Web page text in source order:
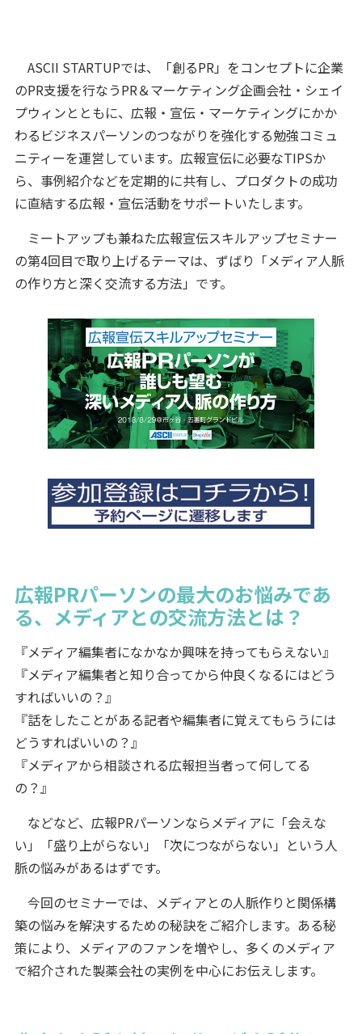
ASCII STARTUPでは、「創るPR」をコンセプトに企業
のPR支援を行なうPR＆マーケティング企画会社・シェイ
プウィンとともに、広報・宣伝・マーケティングにかか
わるビジネスパーソンのつながりを強化する勉強コミュ
ニティーを運営しています。広報宣伝に必要なTIPSか
ら、事例紹介などを定期的に共有し、プロダクトの成功
に直結する広報・宣伝活動をサポートいたします。
ミートアップも兼ねた広報宣伝スキルアップセミナー
の第4回目で取り上げるテーマは、ずばり「メディア人脈
の作り方と深く交流する方法」です。
広報PRパーソンの最大のお悩みであ
る、メディアとの交流方法とは？
『メディア編集者になかなか興味を持ってもらえない』
『メディア編集者と知り合ってから仲良くなるにはどう
すればいいの？』
『話をしたことがある記者や編集者に覚えてもらうには
どうすればいいの？』
『メディアから相談される広報担当者って何してる
の？』
などなど、広報PRパーソンならメディアに「会えな
い」「盛り上がらない」「次につながらない」という人
脈の悩みがあるはずです。
今回のセミナーでは、メディアとの人脈作りと関係構
築の悩みを解決するための秘訣をご紹介します。ある秘
策により、メディアのファンを増やし、多くのメディア
で紹介された製薬会社の実例を中心にお伝えします。